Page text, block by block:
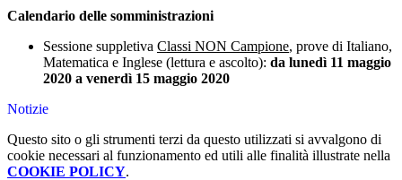
Calendario delle somministrazioni
Sessione suppletiva Classi NON Campione, prove di Italiano,
Matematica e Inglese (lettura e ascolto): da lunedì 11 maggio
2020 a venerdì 15 maggio 2020
Notizie
Questo sito o gli strumenti terzi da questo utilizzati si avvalgono di
cookie necessari al funzionamento ed utili alle finalità illustrate nella
COOKIE POLICY.